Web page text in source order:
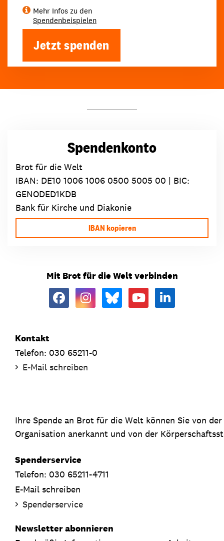
Mehr Infos zu den
Spendenbeispielen
Jetzt spenden
Spendenkonto
Brot für die Welt
IBAN: DE10 1006 1006 0500 5005 00 | BIC:
GENODED1KDB
Bank für Kirche und Diakonie
IBAN kopieren
Mit Brot für die Welt verbinden
Kontakt
Telefon: 030 65211-0
E-Mail schreiben
Ihre Spende an Brot für die Welt können Sie von
Organisation anerkannt und von der
Spenderservice
Telefon: 030 65211-4711
E-Mail schreiben
Spenderservice
Newsletter abonnieren